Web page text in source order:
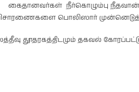
கைதானவர்கள் நீர்கொழும்பு
பொலிஸார்
தூதரகத்திடமும் தகவல்